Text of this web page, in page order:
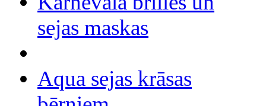
sejas maskas
Aqua sejas krāsas